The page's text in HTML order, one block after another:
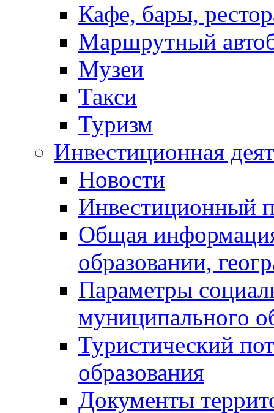
Кафе, бары,
Маршрутный
Музеи
Такси
Туризм
Инвестиционная
Новости
Инвестиционный
Общая
образовании,
Параметры
муниципального
Туристический
образования
Документы